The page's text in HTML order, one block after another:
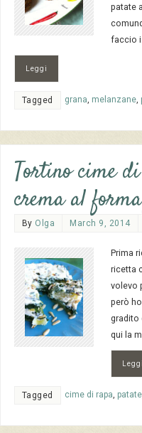
patate
faccio i…
Leggi
Tagged grana, melanzane,
Tortino cime
crema al
By Olga March 9, 2014
Prima
ricetta
volevo
però
gradito
qui la
Leggi
Tagged cime di rapa, patate